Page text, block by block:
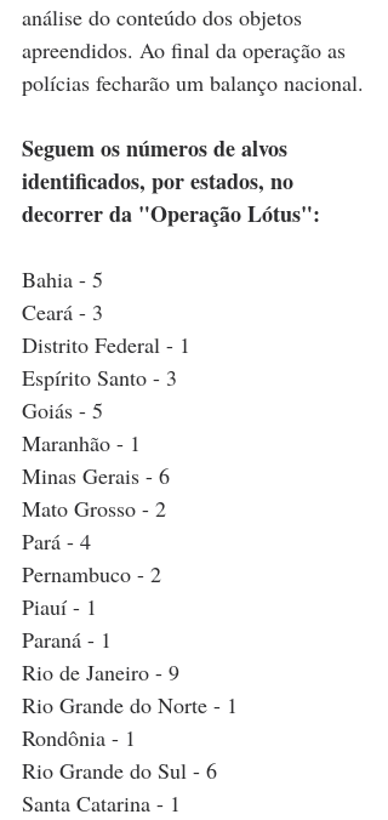
análise do conteúdo dos objetos
apreendidos. Ao final da operação as
polícias fecharão um balanço nacional.
Seguem os números de alvos
identificados, por estados, no
decorrer da "Operação Lótus":
Bahia - 5
Ceará - 3
Distrito Federal - 1
Espírito Santo - 3
Goiás - 5
Maranhão - 1
Minas Gerais - 6
Mato Grosso - 2
Pará - 4
Pernambuco - 2
Piauí - 1
Paraná - 1
Rio de Janeiro - 9
Rio Grande do Norte - 1
Rondônia - 1
Rio Grande do Sul - 6
Santa Catarina - 1